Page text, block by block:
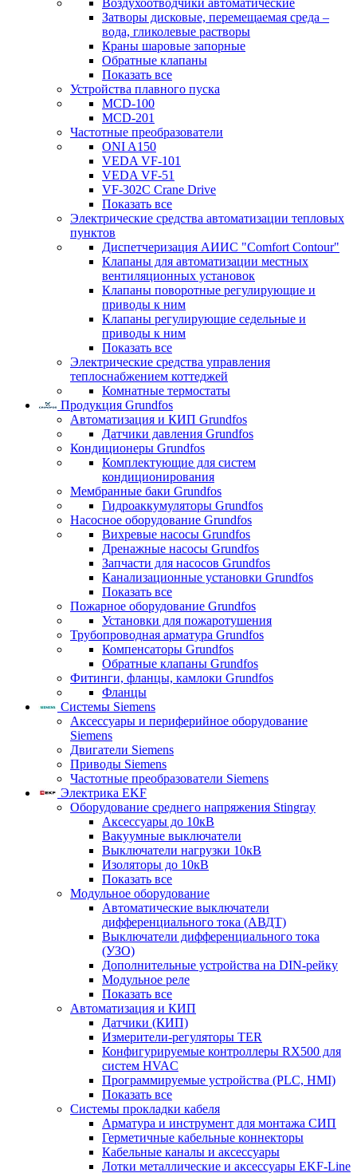
Воздухоотводчики автоматические
Затворы дисковые, перемещаемая среда –
вода, гликолевые растворы
Краны шаровые запорные
Обратные клапаны
Показать все
Устройства плавного пуска
MCD-100
MCD-201
Частотные преобразователи
ONI A150
VEDA VF-101
VEDA VF-51
VF-302C Crane Drive
Показать все
Электрические средства автоматизации тепловых
пунктов
Диспетчеризация АИИС "Comfort Contour"
Клапаны для автоматизации местных
вентиляционных установок
Клапаны поворотные регулирующие и
приводы к ним
Клапаны регулирующие седельные и
приводы к ним
Показать все
Электрические средства управления
теплоснабжением коттеджей
Комнатные термостаты
Продукция Grundfos
Автоматизация и КИП Grundfos
Датчики давления Grundfos
Кондиционеры Grundfos
Комплектующие для систем
кондиционирования
Мембранные баки Grundfos
Гидроаккумуляторы Grundfos
Насосное оборудование Grundfos
Вихревые насосы Grundfos
Дренажные насосы Grundfos
Запчасти для насосов Grundfos
Канализационные установки Grundfos
Показать все
Пожарное оборудование Grundfos
Установки для пожаротушения
Трубопроводная арматура Grundfos
Компенсаторы Grundfos
Обратные клапаны Grundfos
Фитинги, фланцы, камлоки Grundfos
Фланцы
Системы Siemens
Аксессуары и периферийное оборудование
Siemens
Двигатели Siemens
Приводы Siemens
Частотные преобразователи Siemens
Электрика EKF
Оборудование среднего напряжения Stingray
Аксессуары до 10кВ
Вакуумные выключатели
Выключатели нагрузки 10кВ
Изоляторы до 10кВ
Показать все
Модульное оборудование
Автоматические выключатели
дифференциального тока (АВДТ)
Выключатели дифференциального тока
(УЗО)
Дополнительные устройства на DIN-рейку
Модульное реле
Показать все
Автоматизация и КИП
Датчики (КИП)
Измерители-регуляторы TER
Конфигурируемые контроллеры RX500 для
систем HVAC
Программируемые устройства (PLC, HMI)
Показать все
Системы прокладки кабеля
Арматура и инструмент для монтажа СИП
Герметичные кабельные коннекторы
Кабельные каналы и аксессуары
Лотки металлические и аксессуары EKF-Line